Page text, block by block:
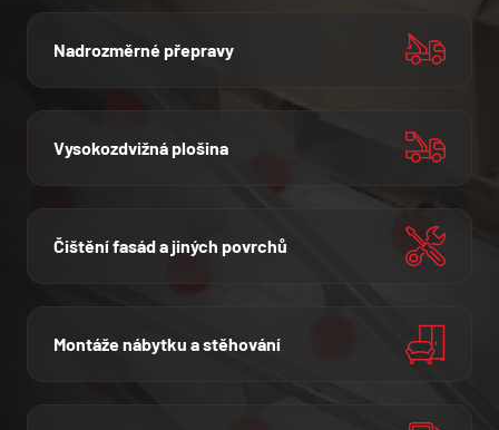
Nadrozměrné přepravy
Vysokozdvižná plošina
Čištění fasád a jiných povrchů
Montáže nábytku a stěhování
E-MAIL
TELEFON
VAŠE ZPRÁVA